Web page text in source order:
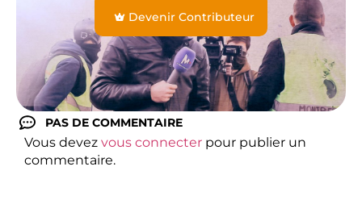
Devenir Contributeur
PAS DE COMMENTAIRE
Vous devez vous connecter pour publier un
commentaire.